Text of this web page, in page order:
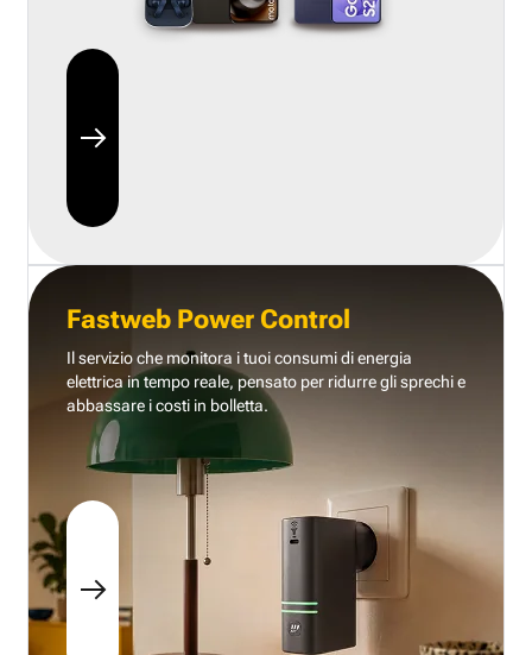
Fastweb Power Control
Il servizio che monitora i tuoi consumi di energia
elettrica in tempo reale, pensato per ridurre gli sprechi e
abbassare i costi in bolletta.